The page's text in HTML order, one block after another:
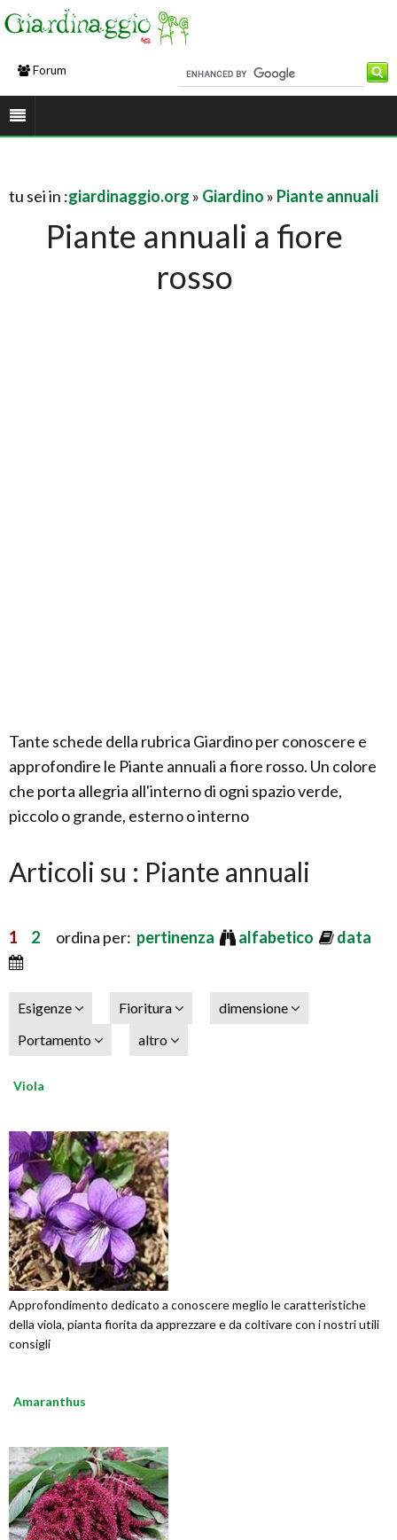
Forum
tu sei in :giardinaggio.org » Giardino » Piante annuali
Piante annuali a fiore
rosso
Tante schede della rubrica Giardino per conoscere e
approfondire le Piante annuali a fiore rosso. Un colore
che porta allegria all'interno di ogni spazio verde,
piccolo o grande, esterno o interno
Articoli su : Piante annuali
1 2 ordina per: pertinenza alfabetico data
Esigenze Fioritura
dimensione
Portamento
altro
Viola
Approfondimento dedicato a conoscere meglio le caratteristiche
della viola, pianta fiorita da apprezzare e da coltivare con i nostri utili
consigli
Amaranthus